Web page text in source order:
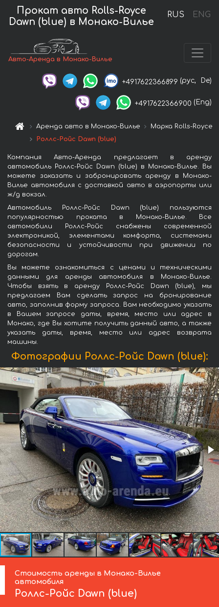
RUS ENG
Прокат авто Rolls-Royce
Dawn (blue) в Монако-Вилье
Авто-Аренда в Монако-Вилье
+4917622366899 (рус, De)
+4917622366900 (Eng)
Аренда авто в Монако-Вилье
Марка Rolls-Royce
Роллс-Ройс Dawn (blue)
Компания Авто-Аренда предлагает в аренду
автомобиль Роллс-Ройс Dawn (blue) в Монако-Вилье. Вы
можете заказать и забронировать аренду в Монако-
Вилье автомобиля с доставкой авто в аэропорты или
ж/д вокзал.
Автомобиль Роллс-Ройс Dawn (blue) пользуются
популярностью проката в Монако-Вилье. Все
автомобили Роллс-Ройс снабжены современной
электроникой, элементами комфорта, системами
безопасности и устойчивости при движении по
дорогам.
Вы можете ознакомиться с ценами и техническими
данными для аренды автомобиля в Монако-Вилье.
Чтобы взять в аренду Роллс-Ройс Dawn (blue), мы
предлагаем Вам сделать запрос на бронирование
авто, заполнив форму запроса. Вам необходимо указать
в Вашем запросе даты, время, место или адрес в
Монако, где Вы хотите получить данный авто, а также
указать даты, время, место или адрес возврата
машины.
Фотографии Роллс-Ройс Dawn (blue):
Стоимость аренды в Монако-Вилье
автомобиля
Роллс-Ройс Dawn (blue)